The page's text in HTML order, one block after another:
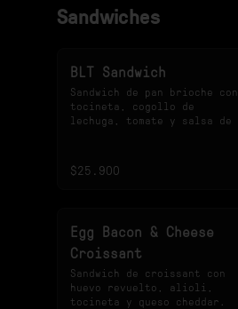
Sandwiches
BLT Sandwich
Sandwich de pan brioche con
tocineta, cogollo de
lechuga, tomate y salsa de
$25.900
Egg Bacon & Cheese
Croissant
Sandwich de croissant con
huevo revuelto, alioli,
tocineta y queso cheddar.